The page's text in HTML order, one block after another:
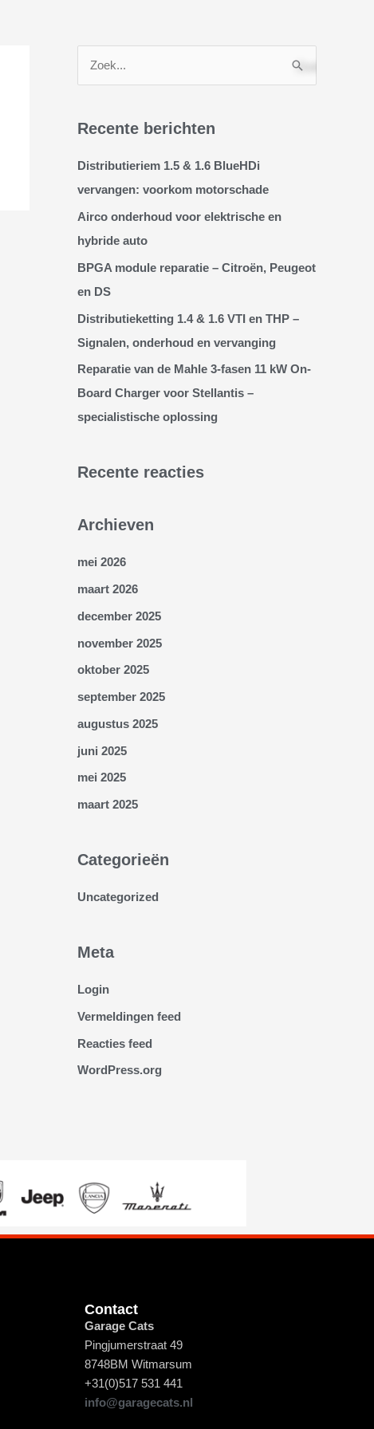
n
a
a
r
:
Recente berichten
Distributieriem 1.5 & 1.6 BlueHDi
vervangen: voorkom motorschade
Airco onderhoud voor elektrische en
hybride auto
BPGA module reparatie – Citroën, Peugeot
en DS
Distributieketting 1.4 & 1.6 VTI en THP –
Signalen, onderhoud en vervanging
Reparatie van de Mahle 3-fasen 11 kW On-
Board Charger voor Stellantis –
specialistische oplossing
Recente reacties
Archieven
mei 2026
maart 2026
december 2025
november 2025
oktober 2025
september 2025
augustus 2025
juni 2025
mei 2025
maart 2025
Categorieën
Uncategorized
Meta
Login
Vermeldingen feed
Reacties feed
WordPress.org
Contact
Garage Cats
Pingjumerstraat 49
8748BM Witmarsum
+31(0)517 531 441
info@garagecats.nl